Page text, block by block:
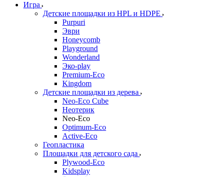
Игра
Детские площадки из HPL и HDPE
Purpuri
Эври
Honeycomb
Playground
Wonderland
Эко-play
Premium-Eco
Kingdom
Детские площадки из дерева
Neo-Eco Cube
Неотерик
Neo-Eco
Оptimum-Еco
Active-Eco
Геопластика
Площадки для детского сада
Plywood-Eco
Kidsplay